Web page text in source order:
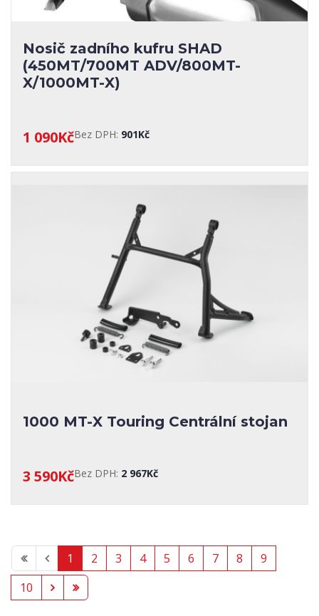
Nosič zadního kufru SHAD
(450MT/700MT ADV/800MT-
X/1000MT-X)
1 090KčBez DPH: 901Kč
1000 MT-X Touring Centrální stojan
3 590KčBez DPH: 2 967Kč
1 2 3 4 5 6 7 8
9
10